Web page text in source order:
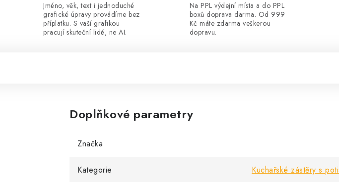
Jméno, věk, text i jednoduché
grafické úpravy provádíme bez
příplatku. S vaší grafikou
pracují skuteční lidé, ne AI.
Na PPL výdejní místa a do PPL
boxů doprava darma. Od 999
Kč máte zdarma veškerou
dopravu.
Doplňkové parametry
Značka
Kategorie Kuchařské zástěry s